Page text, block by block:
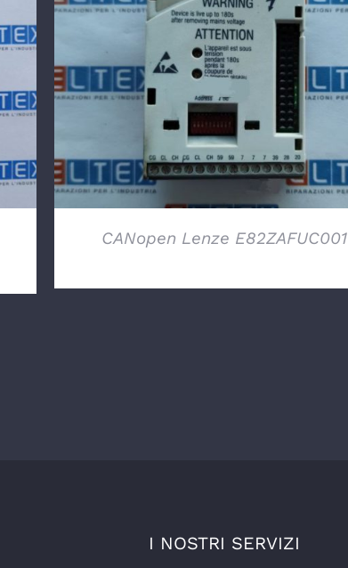
DETTAGLI
CANopen Lenze E82ZAFUC001
I NOSTRI SERVIZI